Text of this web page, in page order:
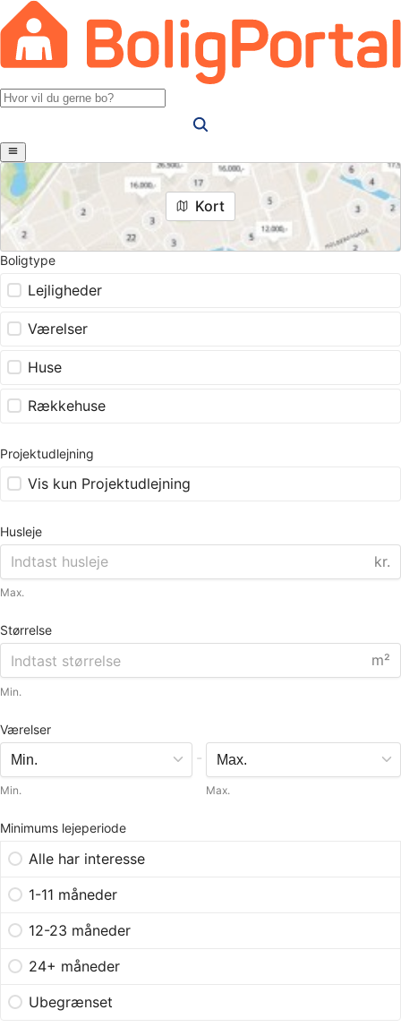
Kort
Boligtype
Lejligheder
Værelser
Huse
Rækkehuse
Projektudlejning
Vis kun Projektudlejning
Husleje
kr.
Max.
Størrelse
m²
Min.
Værelser
Min.
-
Max.
Minimums lejeperiode
Alle har interesse
1-11 måneder
12-23 måneder
24+ måneder
Ubegrænset